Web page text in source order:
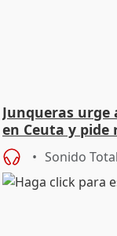
Junqueras
en Ceuta y pide
Sonido